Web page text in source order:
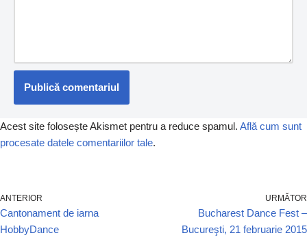
Acest site folosește Akismet pentru a reduce spamul. Află cum sunt
procesate datele comentariilor tale.
ANTERIOR
Cantonament de iarna
HobbyDance
URMĂTOR
Bucharest Dance Fest –
Bucureşti, 21 februarie 2015